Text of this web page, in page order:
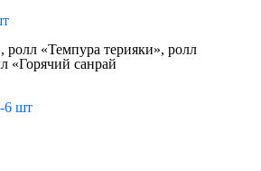
ролл «Темпура терияки», ролл
«Горячий санрай
шт